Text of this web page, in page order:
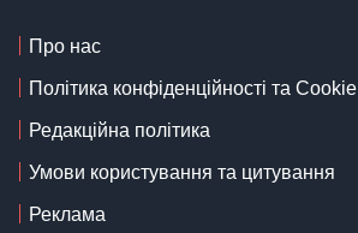
Про нас
Політика конфіденційності та Cookie
Редакційна політика
Умови користування та цитування
Реклама